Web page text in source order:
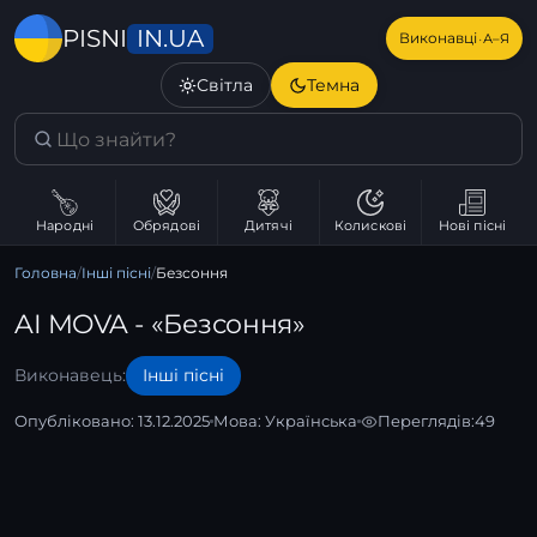
PISNI IN.UA Виконавці·А–Я
Світла Темна
Народні Обрядові Дитячі Колискові Нові пісні
Головна/Інші пісні/Безсоння
AI MOVA - «Безсоння»
Виконавець: Інші пісні
Опубліковано: 13.12.2025 Мова: Українська Переглядів:49